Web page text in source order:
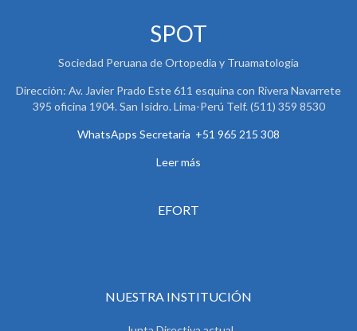
SPOT
Sociedad Peruana de Ortopedia y Truamatología
Dirección: Av. Javier Prado Este 611 esquina con Rivera Navarrete
395 oficina 1904. San Isidro. Lima-Perú Telf. (511) 359 8530
WhatsApps Secretaria +51 965 215 308
Leer más
EFORT
NUESTRA INSTITUCIÓN